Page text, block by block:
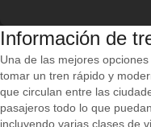
Información de
Una de las mejores
tomar un tren rápido y
que circulan entre las
pasajeros todo lo que
incluyendo varias clases de